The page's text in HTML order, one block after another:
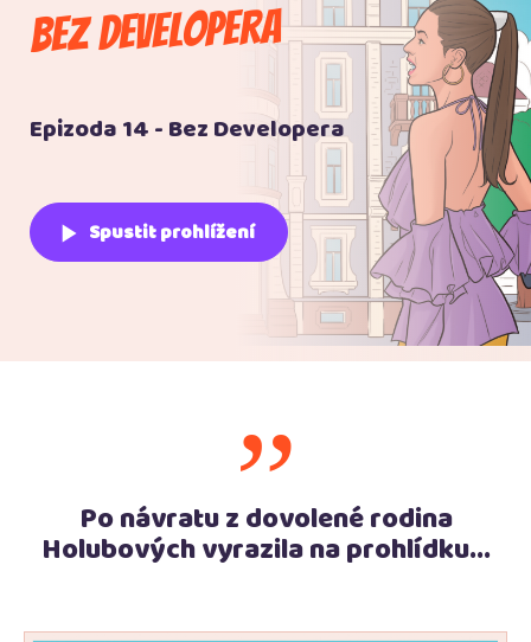
Bez Developera
Epizoda 14 - Bez Developera
play_arrow Spustit prohlížení
”
Po návratu z dovolené rodina
Holubových vyrazila na prohlídku...